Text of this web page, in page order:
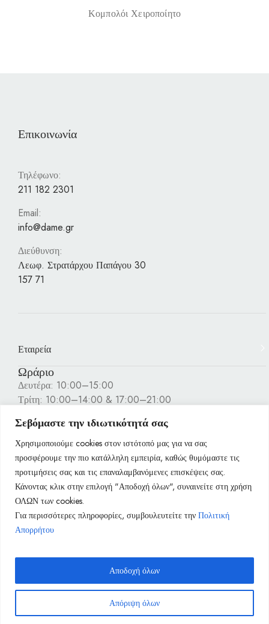
Σεβόμαστε την ιδιωτικότητά σας
Χρησιμοποιούμε cookies στον ιστότοπό μας για να σας
προσφέρουμε την πιο κατάλληλη εμπειρία, καθώς θυμόμαστε τις
προτιμήσεις σας και τις επαναλαμβανόμενες επισκέψεις σας.
Κάνοντας κλικ στην επιλογή "Αποδοχή όλων", συναινείτε στη χρήση
ΟΛΩΝ των cookies.
Για περισσότερες πληροφορίες, συμβουλευτείτε την Πολιτική
Απορρήτου
Απόριψη όλων
Αποδοχή όλων
Κομπολόι Χειροποίητο
Επικοινωνία
Τηλέφωνο:
211 182 2301
Email:
info@dame.gr
Διεύθυνση:
Λεωφ. Στρατάρχου Παπάγου 30
157 71
Εταιρεία
Ωράριο
Δευτέρα: 10:00–15:00
Τρίτη: 10:00–14:00 & 17:00–21:00
Πέμπτη: 10:00–14:00 & 17:00–21:00
Παρασκευή: 10:00–14:00 & 17:00–21:00
Σάββατο: 10:00–15:00
Κυριακή: Κλειστά
Πληροφορίες